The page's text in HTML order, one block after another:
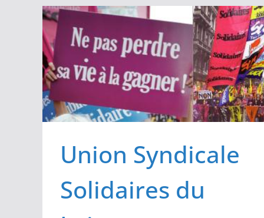
Passer
au
contenu
Union Syndicale
Solidaires du